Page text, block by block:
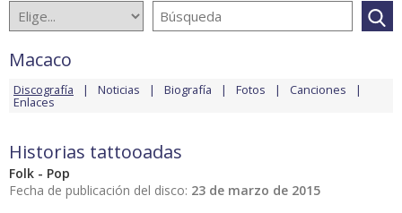
Macaco
Discografía Noticias Biografía Fotos Canciones
Enlaces
Historias tattooadas
Folk - Pop
Fecha de publicación del disco: 23 de marzo de 2015